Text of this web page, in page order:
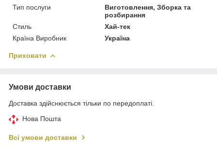
Тип послуги
Виготовлення, Зборка та
розбирання
Стиль
Хай-тек
Країна Виробник
Україна
Приховати
Умови доставки
Доставка здійснюється тільки по передоплаті.
Нова Пошта
Всі умови доставки